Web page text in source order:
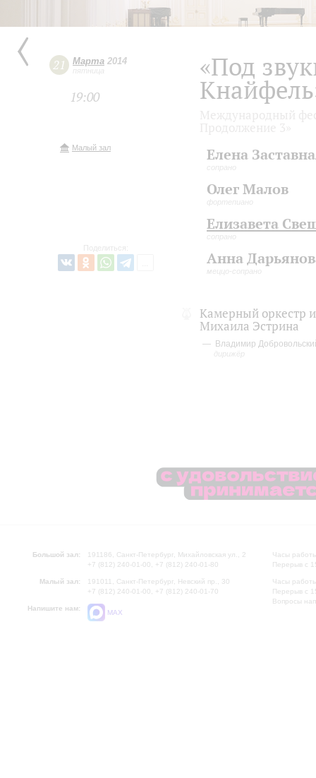
21 Марта 2014
пятница
19:00
Малый зал
Поделиться:
«Под
Елена
сопрано
Олег Малов
фортепиано
Елизавета
сопрано
Анна
меццо-сопрано
Камерный оркестр
Михаила Эстрина
Владимир
дирижёр
Большой зал:
191186, Санкт-Петербург, Михайловская ул., 2
+7 (812) 240-01-00, +7 (812) 240-01-80
Малый зал:
191011, Санкт-Петербург, Невский пр., 30
+7 (812) 240-01-00, +7 (812) 240-01-70
Напишите нам:
MAX
Часы
Перерыв с
Часы
Перерыв с
Вопросы